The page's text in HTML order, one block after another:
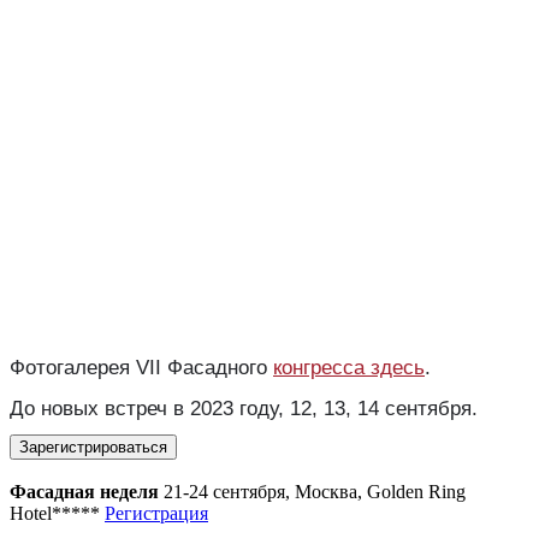
Фотогалерея VII Фасадного конгресса здесь.
До новых встреч в 2023 году, 12, 13, 14 сентября.
Зарегистрироваться
Фасадная неделя 21-24 сентября, Москва, Golden Ring
Hotel***** Регистрация